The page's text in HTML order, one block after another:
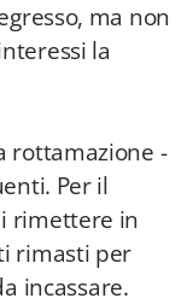
ma non
la
rottamazione -
Per il
rimettere in
rimasti per
incassare.